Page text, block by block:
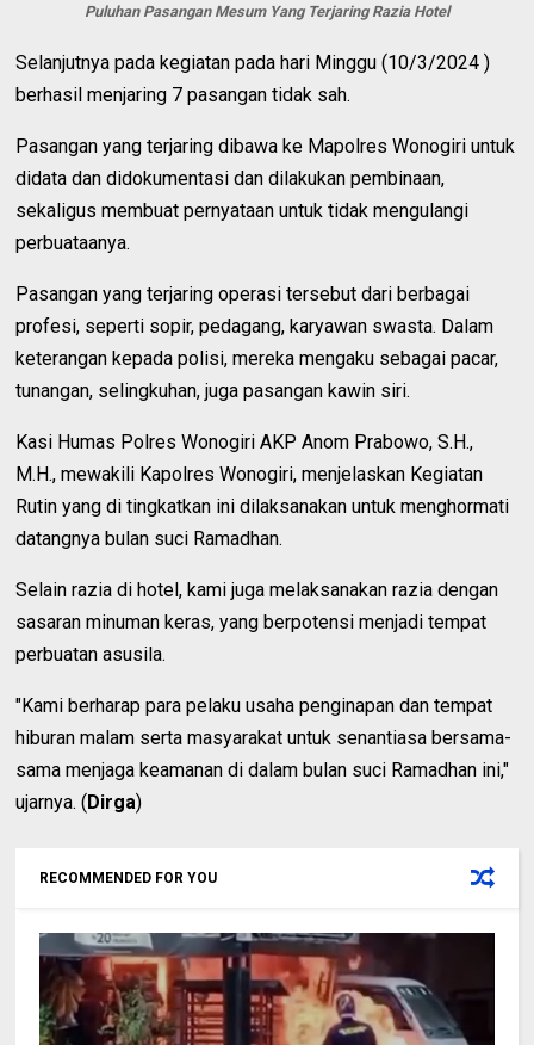
Puluhan Pasangan Mesum Yang Terjaring Razia Hotel
Selanjutnya pada kegiatan pada hari Minggu (10/3/2024 )
berhasil menjaring 7 pasangan tidak sah.
Pasangan yang terjaring dibawa ke Mapolres Wonogiri untuk
didata dan didokumentasi dan dilakukan pembinaan,
sekaligus membuat pernyataan untuk tidak mengulangi
perbuataanya.
Pasangan yang terjaring operasi tersebut dari berbagai
profesi, seperti sopir, pedagang, karyawan swasta. Dalam
keterangan kepada polisi, mereka mengaku sebagai pacar,
tunangan, selingkuhan, juga pasangan kawin siri.
Kasi Humas Polres Wonogiri AKP Anom Prabowo, S.H.,
M.H., mewakili Kapolres Wonogiri, menjelaskan Kegiatan
Rutin yang di tingkatkan ini dilaksanakan untuk menghormati
datangnya bulan suci Ramadhan.
Selain razia di hotel, kami juga melaksanakan razia dengan
sasaran minuman keras, yang berpotensi menjadi tempat
perbuatan asusila.
"Kami berharap para pelaku usaha penginapan dan tempat
hiburan malam serta masyarakat untuk senantiasa bersama-
sama menjaga keamanan di dalam bulan suci Ramadhan ini,"
ujarnya. (Dirga)
RECOMMENDED FOR YOU